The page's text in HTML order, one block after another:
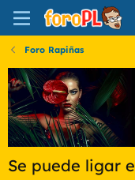
Foro Rapiñas
Se puede ligar